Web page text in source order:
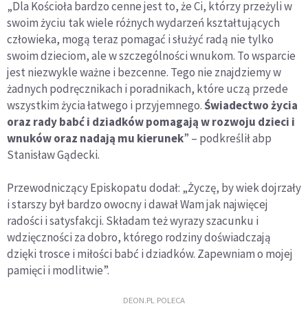
„Dla Kościoła bardzo cenne jest to, że Ci, którzy przeżyli w
swoim życiu tak wiele różnych wydarzeń kształtujących
człowieka, mogą teraz pomagać i służyć radą nie tylko
swoim dzieciom, ale w szczególności wnukom. To wsparcie
jest niezwykle ważne i bezcenne. Tego nie znajdziemy w
żadnych podręcznikach i poradnikach, które uczą przede
wszystkim życia łatwego i przyjemnego.Świadectwo życia
oraz rady babć i dziadków pomagają w rozwoju dzieci i
wnuków oraz nadają mu kierunek” – podkreślił abp
Stanisław Gądecki.
Przewodniczący Episkopatu dodał: „Życzę, by wiek dojrzały
i starszy był bardzo owocny i dawał Wam jak najwięcej
radości i satysfakcji. Składam też wyrazy szacunku i
wdzięczności za dobro, którego rodziny doświadczają
dzięki trosce i miłości babć i dziadków. Zapewniam o mojej
pamięci i modlitwie”.
DEON.PL POLECA